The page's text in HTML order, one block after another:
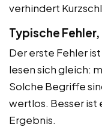
verhindert
Typische
Der erste Fehler
lesen sich gleich:
Solche Begriffe
wertlos. Besser
Ergebnis.